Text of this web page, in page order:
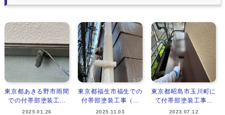
東京都あきる野市雨間
での付帯部塗装工...
2025.01.26
東京都福生市福生での
付帯部塗装工事（...
2025.11.03
東京都昭島市玉川町に
て付帯部塗装工事...
2023.07.12